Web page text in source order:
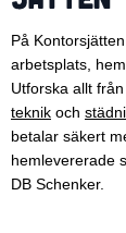
På
arbetsplats,
Utforska allt från
teknik och
betalar säkert
hemlevererade
DB Schenker.